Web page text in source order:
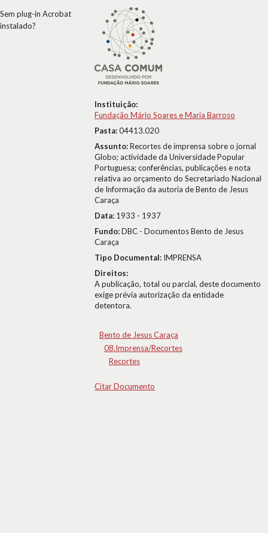
Instituição:
Fundação Mário Soares e Maria Barroso
Pasta:04413.020
Assunto:Recortes de imprensa sobre o jornal
Globo; actividade da Universidade Popular
Portuguesa; conferências, publicações e nota
relativa ao orçamento do Secretariado Nacional
de Informação da autoria de Bento de Jesus
Caraça
Data: 1933 - 1937
Fundo:DBC - Documentos Bento de Jesus
Caraça
Tipo Documental: IMPRENSA
Direitos:
A publicação, total ou parcial, deste documento
exige prévia autorização da entidade
detentora.
Bento de Jesus Caraça
08.Imprensa/Recortes
Recortes
Citar Documento
Sem plug-in Acrobat
instalado?